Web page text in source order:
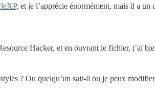
, et je l’apprécie énormément, mais il a
Hacker, et en ouvrant le fichier, j’ai
? Ou quelqu’un sait-il ou je peux